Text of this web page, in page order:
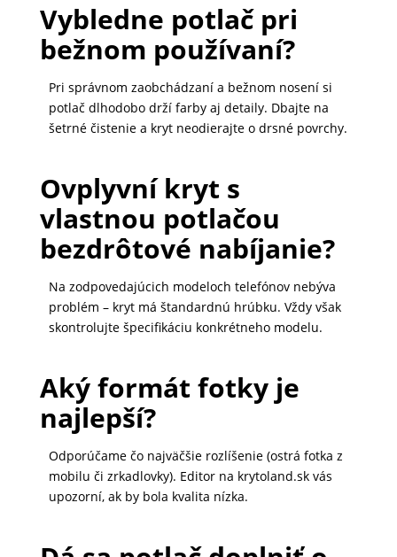
Vybledne potlač pri
bežnom používaní?
Pri správnom zaobchádzaní a bežnom nosení si
potlač dlhodobo drží farby aj detaily. Dbajte na
šetrné čistenie a kryt neodierajte o drsné povrchy.
Ovplyvní kryt s
vlastnou potlačou
bezdrôtové nabíjanie?
Na zodpovedajúcich modeloch telefónov nebýva
problém – kryt má štandardnú hrúbku. Vždy však
skontrolujte špecifikáciu konkrétneho modelu.
Aký formát fotky je
najlepší?
Odporúčame čo najväčšie rozlíšenie (ostrá fotka z
mobilu či zrkadlovky). Editor na krytoland.sk vás
upozorní, ak by bola kvalita nízka.